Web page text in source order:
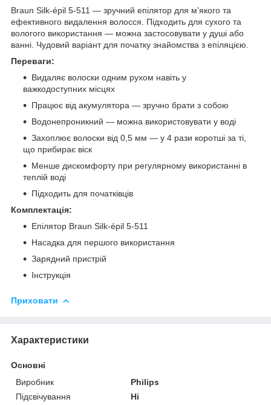
Braun Silk-épil 5-511 — зручний епілятор для м’якого та
ефективного видалення волосся. Підходить для сухого та
вологого використання — можна застосовувати у душі або
ванні. Чудовий варіант для початку знайомства з епіляцією.
Переваги:
Видаляє волоски одним рухом навіть у
важкодоступних місцях
Працює від акумулятора — зручно брати з собою
Водонепроникний — можна використовувати у воді
Захоплює волоски від 0,5 мм — у 4 рази коротші за ті,
що прибирає віск
Менше дискомфорту при регулярному використанні в
теплій воді
Підходить для початківців
Комплектація:
Епілятор Braun Silk-épil 5-511
Насадка для першого використання
Зарядний пристрій
Інструкція
Приховати
Характеристики
Основні
Виробник
Philips
Підсвічування
Ні